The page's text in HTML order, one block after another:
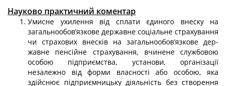
Науково практичний коментар
Умисне ухилення від сплати єдиного внеску на
загальнообов’язкове дер­жавне соціальне страхування
чи страхових внесків на загальнообов’язкове дер­
жавне пенсійне страхування, вчинене службовою
особою підприємства, установи, організації
незалежно від форми власності або особою, яка
здійснює підприєм­ницьку діяльність без створення